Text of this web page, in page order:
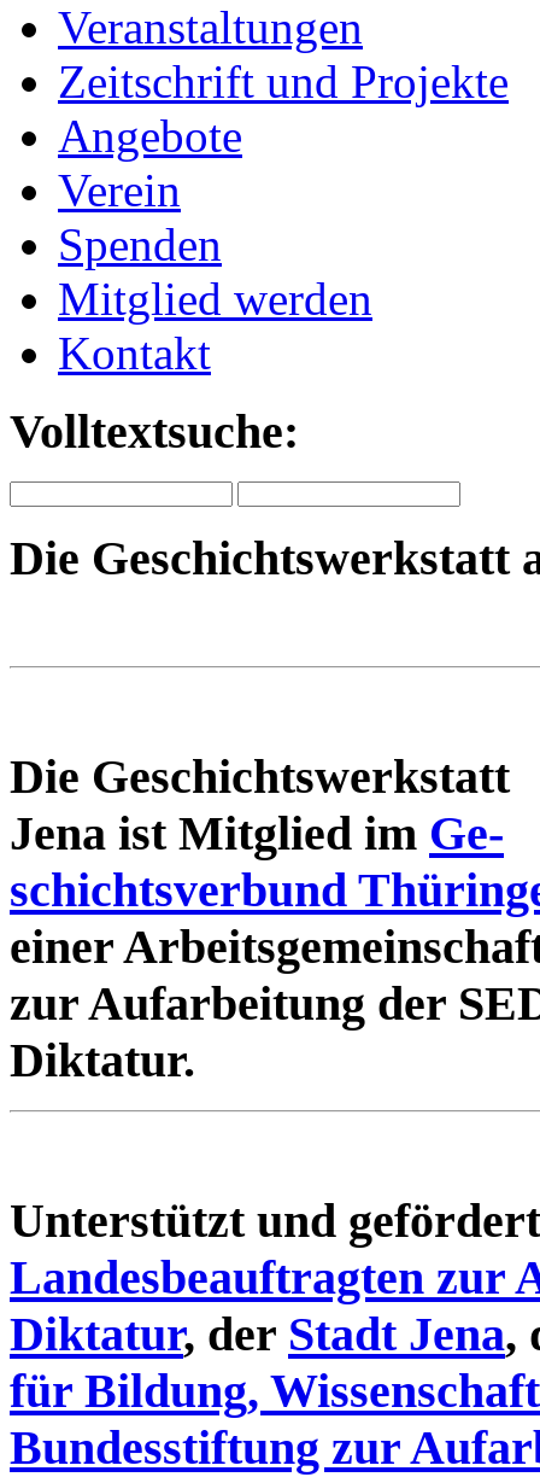
Veranstaltungen
Zeitschrift und Projekte
Angebote
Verein
Spenden
Mitglied werden
Kontakt
Volltextsuche:
Die Geschichtswerkstatt
Die Geschichtswerkstatt
Jena ist Mitglied im Ge-
schichtsverbund
einer
zur Aufarbeitung der
Diktatur.
Unterstützt und
Landesbeauftragten zur
Diktatur, der Stadt Jena,
für Bildung,
Bundesstiftung zur